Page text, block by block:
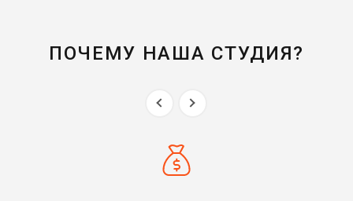
ПОЧЕМУ НАША СТУДИЯ?